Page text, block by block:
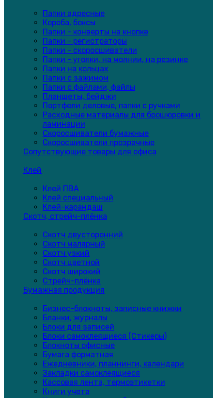
Папки адресные
Короба, боксы
Папки - конверты на кнопке
Папки - регистраторы
Папки - скоросшиватели
Папки - уголки, на молнии, на резинке
Папки на кольцах
Папки с зажимом
Папки с файлами, файлы
Планшеты, бейджи
Портфели деловые, папки с ручками
Расходные материалы для брошюровки и
ламинации
Скоросшиватели бумажные
Скоросшиватели прозрачные
Сопутствующие товары для офиса
Клей
Клей ПВА
Клей специальный
Клей-карандаш
Скотч, стрейч-плёнка
Скотч двусторонний
Скотч малярный
Скотч узкий
Скотч цветной
Скотч широкий
Стрейч-плёнка
Бумажная продукция
Бизнес-блокноты, записные книжки
Бланки, журналы
Блоки для записей
Блоки самоклеящиеся (Стикеры)
Блокноты офисные
Бумага форматная
Ежедневники, планнинги, календари
Закладки самоклеящиеся
Кассовая лента, термоэтикетки
Книги учета